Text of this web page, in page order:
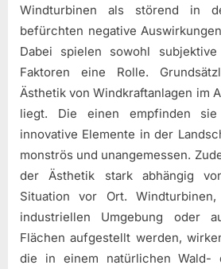
Windturbinen als störend in
befürchten negative
Dabei spielen sowohl
Faktoren eine Rolle.
Ästhetik von Windkraftanlagen im
liegt. Die einen empfinden
innovative Elemente in der
monströs und unangemessen.
der Ästhetik stark abhängig
Situation vor Ort.
industriellen Umgebung oder
Flächen aufgestellt werden,
die in einem natürlichen Wald-